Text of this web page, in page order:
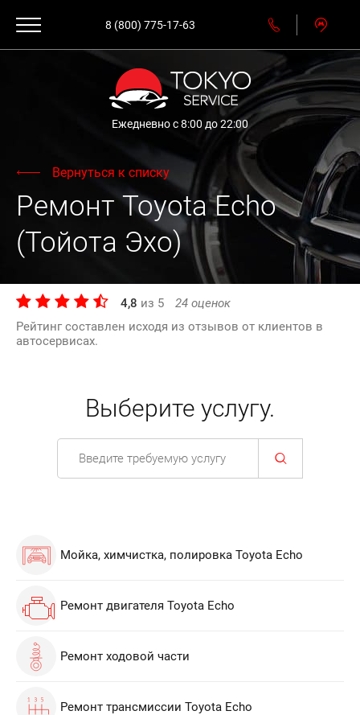
8 (800) 775-17-63
Ежедневно с 8:00 до 22:00
Вернуться к списку
Ремонт Toyota Echo
(Тойота Эхо)
4,8 из 5 24 оценок
Рейтинг составлен исходя из отзывов от клиентов в
автосервисах.
Выберите услугу.
Мойка, химчистка, полировка Toyota Echo
Ремонт двигателя Toyota Echo
Ремонт ходовой части
Ремонт трансмиссии Toyota Echo